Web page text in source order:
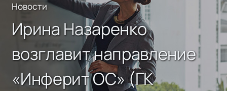
Новости
Ирина Назаренко
возглавит направление
«Инферит ОС» (ГК